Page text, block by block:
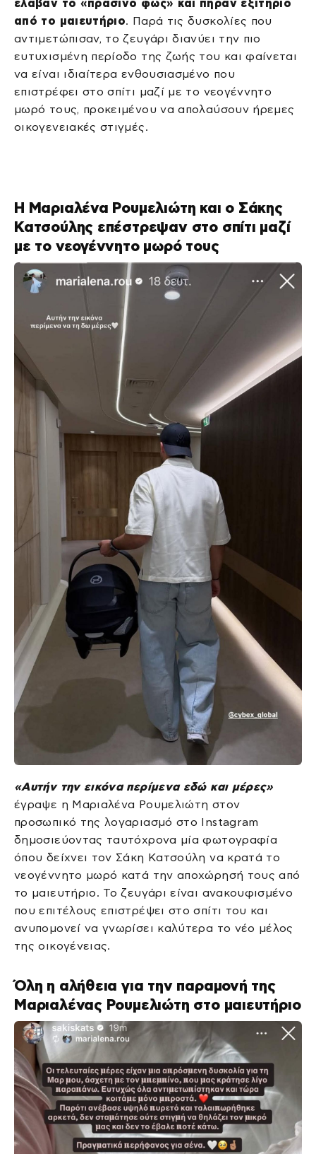
έλαβαν το «πράσινο φως» και πήραν εξιτήριο
από το μαιευτήριο. Παρά τις δυσκολίες που
αντιμετώπισαν, το ζευγάρι διανύει την πιο
ευτυχισμένη περίοδο της ζωής του και φαίνεται
να είναι ιδιαίτερα ενθουσιασμένο που
επιστρέφει στο σπίτι μαζί με το νεογέννητο
μωρό τους, προκειμένου να απολαύσουν ήρεμες
οικογενειακές στιγμές.
Η Μαριαλένα Ρουμελιώτη και ο Σάκης
Κατσούλης επέστρεψαν στο σπίτι μαζί
με το νεογέννητο μωρό τους
«Αυτήν την εικόνα περίμενα εδώ και μέρες»
έγραψε η Μαριαλένα Ρουμελιώτη στον
προσωπικό της λογαριασμό στο Instagram
δημοσιεύοντας ταυτόχρονα μία φωτογραφία
όπου δείχνει τον Σάκη Κατσούλη να κρατά το
νεογέννητο μωρό κατά την αποχώρησή τους από
το μαιευτήριο. Το ζευγάρι είναι ανακουφισμένο
που επιτέλους επιστρέψει στο σπίτι του και
ανυπομονεί να γνωρίσει καλύτερα το νέο μέλος
της οικογένειας.
Όλη η αλήθεια για την παραμονή της
Μαριαλένας Ρουμελιώτη στο μαιευτήριο